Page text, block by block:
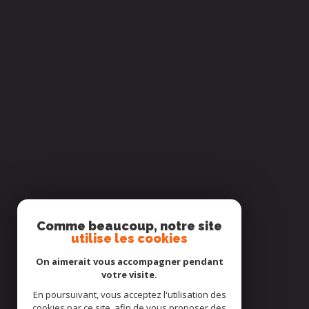
Cabinet Grand Sud
04 67 06 10 00
mauguio@immo34.fr
Comme beaucoup, notre site
utilise les cookies
On aimerait vous accompagner pendant
votre visite.
En poursuivant, vous acceptez l'utilisation des